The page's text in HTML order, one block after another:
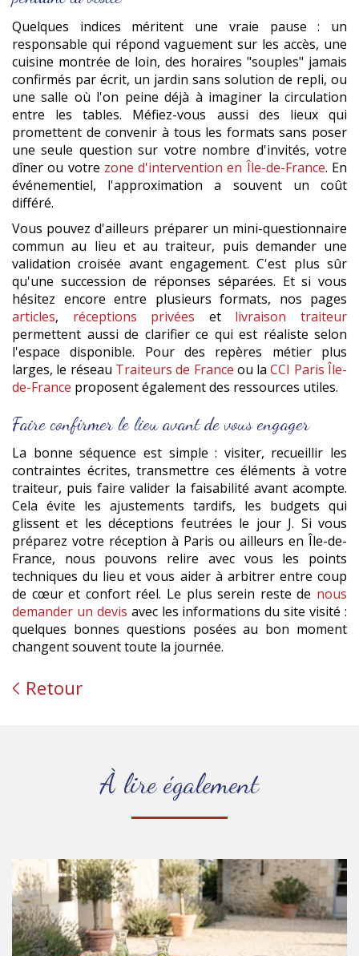
Quelques indices méritent une vraie pause : un
responsable qui répond vaguement sur les accès, une
cuisine montrée de loin, des horaires "souples" jamais
confirmés par écrit, un jardin sans solution de repli, ou
une salle où l'on peine déjà à imaginer la circulation
entre les tables. Méfiez-vous aussi des lieux qui
promettent de convenir à tous les formats sans poser
une seule question sur votre nombre d'invités, votre
dîner ou votre zone d'intervention en Île-de-France. En
événementiel, l'approximation a souvent un coût
différé.
Vous pouvez d'ailleurs préparer un mini-questionnaire
commun au lieu et au traiteur, puis demander une
validation croisée avant engagement. C'est plus sûr
qu'une succession de réponses séparées. Et si vous
hésitez encore entre plusieurs formats, nos pages
articles, réceptions privées et livraison traiteur
permettent aussi de clarifier ce qui est réaliste selon
l'espace disponible. Pour des repères métier plus
larges, le réseau Traiteurs de France ou laCCI Paris Île-
de-France proposent également des ressources utiles.
Faire confirmer le lieu avant de vous engager
La bonne séquence est simple : visiter, recueillir les
contraintes écrites, transmettre ces éléments à votre
traiteur, puis faire valider la faisabilité avant acompte.
Cela évite les ajustements tardifs, les budgets qui
glissent et les déceptions feutrées le jour J. Si vous
préparez votre réception à Paris ou ailleurs en Île-de-
France, nous pouvons relire avec vous les points
techniques du lieu et vous aider à arbitrer entre coup
de cœur et confort réel. Le plus serein reste de nous
demander un devis avec les informations du site visité :
quelques bonnes questions posées au bon moment
changent souvent toute la journée.
Retour
À lire également